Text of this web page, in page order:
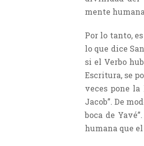
mente
Por lo tanto,
lo que dice
si el Verbo
Escritura, se
veces pone la
Jacob”. De
boca de
humana que